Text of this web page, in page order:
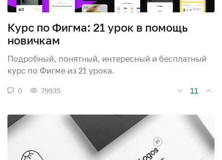
Курс по Фигма: 21 урок в помощь
новичкам
Подробный, понятный, интересный и бесплатный
курс по Фигме из 21 урока.
0 79935 11